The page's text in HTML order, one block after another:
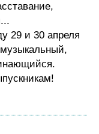
29 и 30 апреля